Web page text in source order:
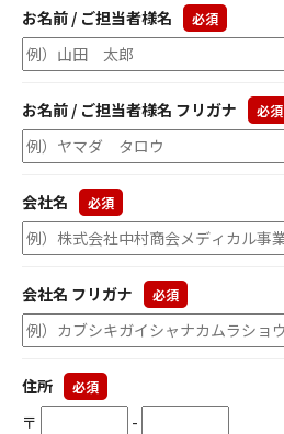
お名前 / ご担当者様名 必須
お名前 / ご担当者様名 フリガナ 必須
会社名 必須
会社名 フリガナ 必須
住所 必須
〒 -